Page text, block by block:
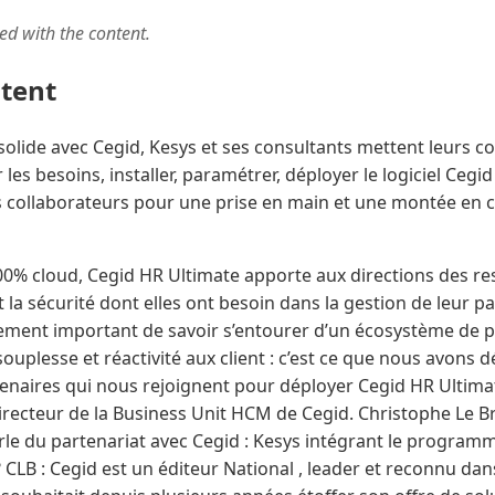
with the content.
avec Cegid, Kesys et ses consultants mettent leurs
besoins, installer, paramétrer, déployer le logiciel Cegid
pour une prise en main et une montée en
cloud, Cegid HR Ultimate apporte aux directions des
la sécurité dont elles ont besoin dans la gestion de leur
important de savoir s’entourer d’un écosystème de
et réactivité aux client : c’est ce que nous avons
qui nous rejoignent pour déployer Cegid HR
de la Business Unit HCM de Cegid. Christophe Le
du partenariat avec Cegid : Kesys intégrant le
CLB : Cegid est un éditeur National , leader et reconnu